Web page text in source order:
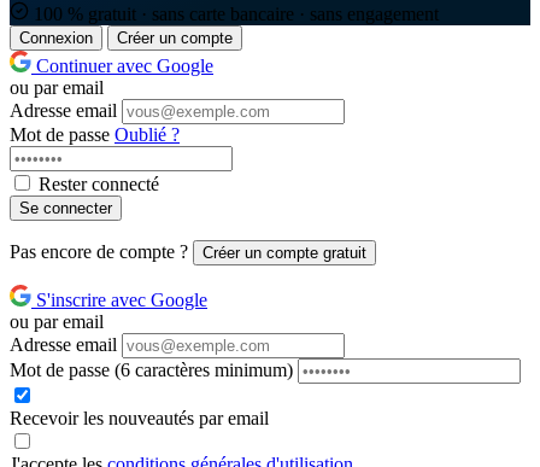
100 % gratuit · sans carte bancaire · sans engagement
Connexion Créer un compte
Continuer avec Google
ou par email
Adresse email
Mot de passe Oublié ?
Rester connecté
Se connecter
Pas encore de compte ? Créer un compte gratuit
S'inscrire avec Google
ou par email
Adresse email
Mot de passe (6 caractères minimum)
Recevoir les nouveautés par email